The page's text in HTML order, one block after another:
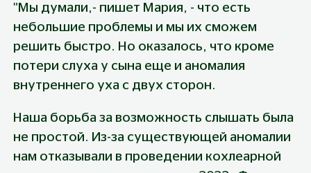
"Мы думали,- пишет Мария, - что есть
небольшие проблемы и мы их сможем
решить быстро. Но оказалось, что кроме
потери слуха у сына еще и аномалия
внутреннего уха с двух сторон.
Наша борьба за возможность слышать была
не простой. Из-за существующей аномалии
нам отказывали в проведении кохлеарной